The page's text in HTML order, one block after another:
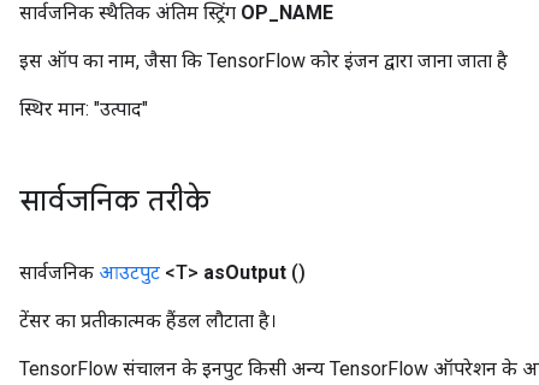
सार्वजनिक स्थैतिक अंतिम स्ट्रिंग OP NAME
इस ऑप का नाम, जैसा कि TensorFlow कोर इंजन द्वारा जाना जाता है
स्थिर मान: "उत्पाद"
सार्वजनिक तरीके
सार्वजनिक आउटपुट <T> asOutput ()
टेंसर का प्रतीकात्मक हैंडल लौटाता है।
TensorFlow संचालन के इनपुट किसी अन्य TensorFlow ऑपरेशन के